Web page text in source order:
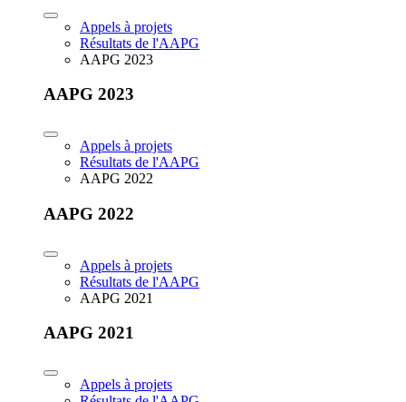
Appels à projets
Résultats de l'AAPG
AAPG 2023
AAPG 2023
Appels à projets
Résultats de l'AAPG
AAPG 2022
AAPG 2022
Appels à projets
Résultats de l'AAPG
AAPG 2021
AAPG 2021
Appels à projets